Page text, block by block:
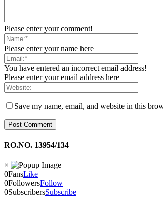
Please enter your comment!
Please enter your name here
You have entered an incorrect email address!
Please enter your email address here
Save my name, email, and website in this
RO.NO. 13954/134
×
0FansLike
0FollowersFollow
0SubscribersSubscribe